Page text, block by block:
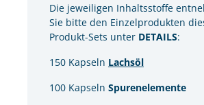
Die jeweiligen Inhaltsstoffe
Sie bitte den Einzelprodukten
Produkt-Sets unter DETAILS:
150 Kapseln Lachsöl
100 Kapseln Spurenelemente